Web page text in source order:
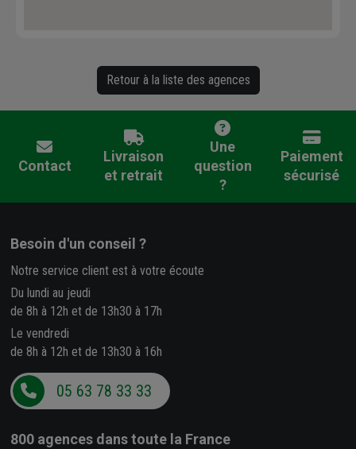
Retour à la liste des agences
Contact
Livraison
et retrait
Une
question
?
Paiement
sécurisé
Besoin d'un conseil ?
Notre service client est à votre écoute
Du lundi au jeudi
de 8h à 12h et de 13h30 à 17h
Le vendredi
de 8h à 12h et de 13h30 à 16h
05 63 78 33 33
800 agences dans toute la France